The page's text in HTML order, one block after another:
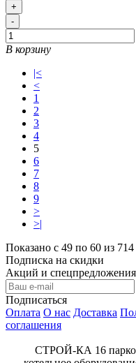
+
-
В корзину
|<
<
1
2
3
4
5
6
7
8
9
>
>|
Показано с 49 по 60 из
Подписка на скидки
Акций и
Подписаться
Оплата О нас Доставка
соглашения
СТРОЙ-КА 16